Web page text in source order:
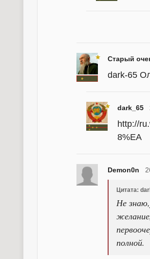
Старый
dark-65
dark_65
http://
8%EA
Demon0n
Цитата:
Не
полной.